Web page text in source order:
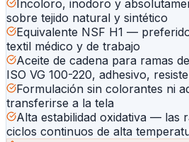
Incoloro, inodoro y
sobre tejido natural y sintético
Equivalente NSF H1 —
textil médico y de trabajo
Aceite de cadena para ramas
ISO VG 100-220, adhesivo,
Formulación sin colorantes ni
transferirse a la tela
Alta estabilidad oxidativa — las
ciclos continuos de alta